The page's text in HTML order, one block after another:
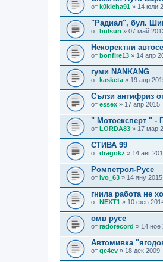
от k0kicha91 » 14 юли
"Радиал", бул.
от bulsun » 07 май
Некоректни
от bonfire13 » 14 апр
гуми NANKANG
от kasketa » 19 апр
Сълзи антифриз
от essex » 17 апр
" Мотоексперт " -
от LORDA83 » 17 мар
СТИВА 99
от dragokz » 14 авг
Ромпетрол-Русе
от ivo_63 » 14 яну
гнила работа не
от NEXT1 » 10 фев
омв русе
от radorecord » 14 ное
Автомивка
от ge4ev » 18 дек